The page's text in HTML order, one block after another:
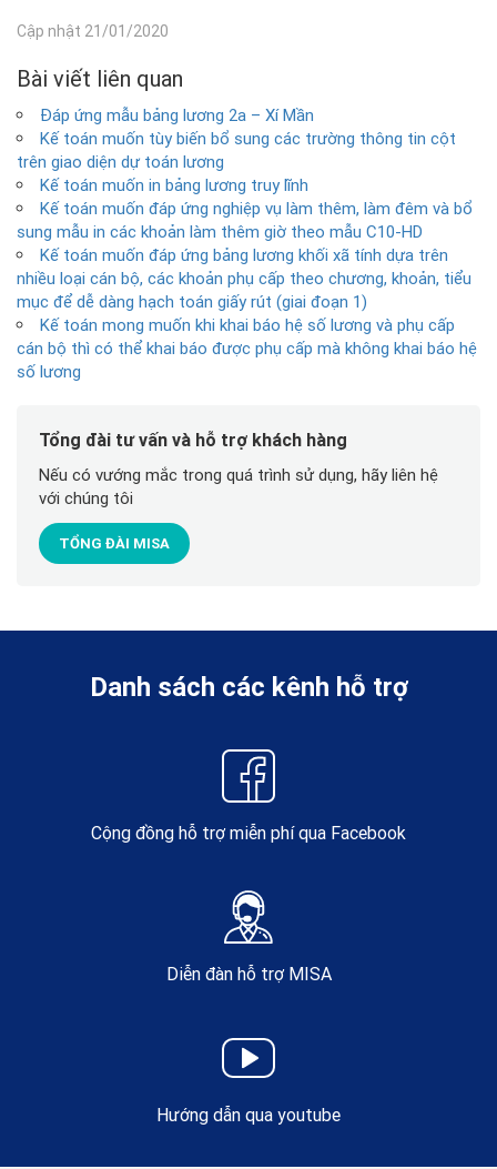
Cập nhật 21/01/2020
Bài viết liên quan
Đáp ứng mẫu bảng lương 2a – Xí Mần
Kế toán muốn tùy biến bổ sung các trường thông tin cột
trên giao diện dự toán lương
Kế toán muốn in bảng lương truy lĩnh
Kế toán muốn đáp ứng nghiệp vụ làm thêm, làm đêm và bổ
sung mẫu in các khoản làm thêm giờ theo mẫu C10-HD
Kế toán muốn đáp ứng bảng lương khối xã tính dựa trên
nhiều loại cán bộ, các khoản phụ cấp theo chương, khoản, tiểu
mục để dễ dàng hạch toán giấy rút (giai đoạn 1)
Kế toán mong muốn khi khai báo hệ số lương và phụ cấp
cán bộ thì có thể khai báo được phụ cấp mà không khai báo hệ
số lương
Tổng đài tư vấn và hỗ trợ khách hàng
Nếu có vướng mắc trong quá trình sử dụng, hãy liên hệ
với chúng tôi
TỔNG ĐÀI MISA
Danh sách các kênh hỗ trợ
Cộng đồng hỗ trợ miễn phí qua Facebook
Diễn đàn hỗ trợ MISA
Hướng dẫn qua youtube